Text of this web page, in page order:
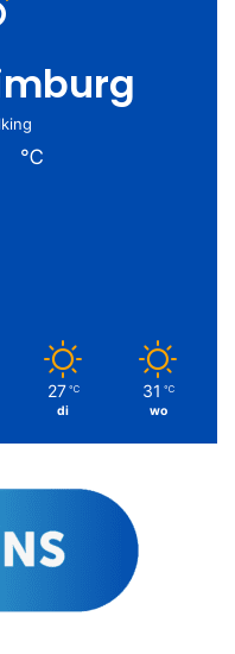
℃
27 ℃
di
31 ℃
wo